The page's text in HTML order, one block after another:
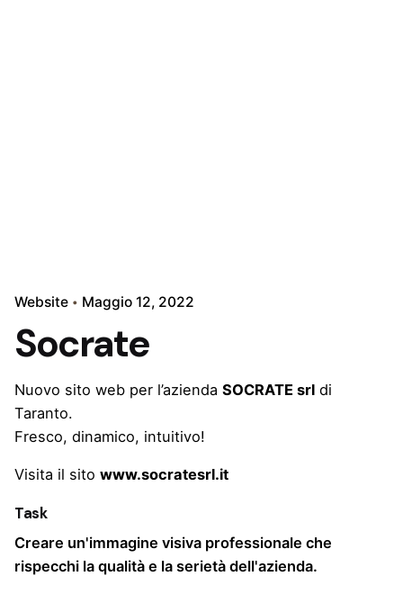
Website Maggio 12, 2022
Socrate
Nuovo sito web per l’azienda SOCRATE srl di
Taranto.
Fresco, dinamico, intuitivo!
Visita il sito www.socratesrl.it
Task
Creare un'immagine visiva professionale che
rispecchi la qualità e la serietà dell'azienda.